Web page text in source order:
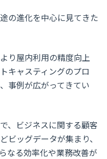
の進化を中心に見てきた
り屋内利用の精度向上
キャスティングのプロ
事例が広がってきてい
、ビジネスに関する顧客
ビッグデータが集まり、
なる効率化や業務改善が